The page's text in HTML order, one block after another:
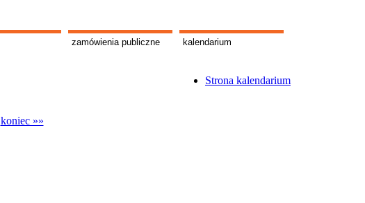
zamówienia publiczne kalendarium
Strona kalendarium
koniec »»